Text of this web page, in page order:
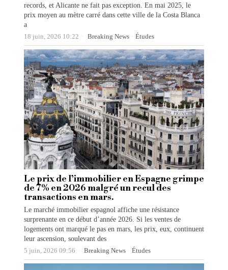
records, et Alicante ne fait pas exception. En mai 2025, le
prix moyen au mètre carré dans cette ville de la Costa Blanca
a
18 juin, 2026 10:22 Breaking News · Études
Le prix de l’immobilier en Espagne grimpe
de 7% en 2026 malgré un recul des
transactions en mars.
Le marché immobilier espagnol affiche une résistance
surprenante en ce début d’année 2026. Si les ventes de
logements ont marqué le pas en mars, les prix, eux, continuent
leur ascension, soulevant des
5 juin, 2026 09:56 Breaking News · Études